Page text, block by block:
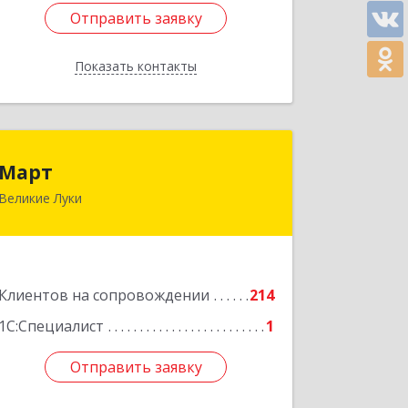
Отправить заявку
Показать контакты
Отправить заявку
Назад
Март
Великие Луки
Клиентов на сопровождении
214
1С:Специалист
1
Отправить заявку
182113, Псковская обл, Великие Луки
Отправить заявку